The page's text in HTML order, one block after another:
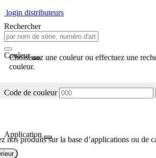
login distributeurs
Rechercher
Couleur
Choisissez une couleur ou effectuez une
couleur.
Code de couleur
Application
nos produits sur la base d’applications ou de